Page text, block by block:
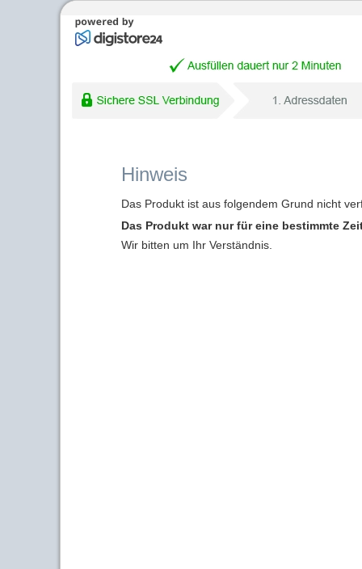
Hinweis
Das Produkt ist aus folgendem Grund nicht
Das Produkt war nur für eine bestimmte
Wir bitten um Ihr Verständnis.